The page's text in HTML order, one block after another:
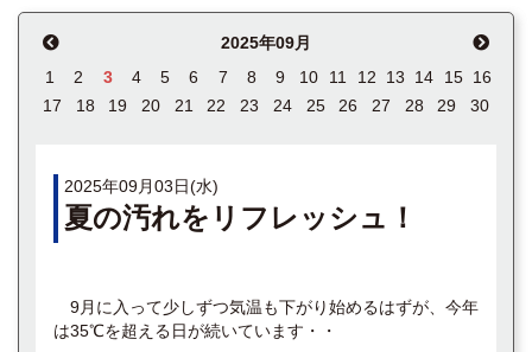
2025年09月
1
2 3 4 5 6 7 8 9 10 11 12 13 14 15 16
17
18 19 20 21 22 23 24 25 26 27 28 29 30
2025年09月03日(水)
夏の汚れをリフレッシュ！
9月に入って少しずつ気温も下がり始めるはずが、今年
は35℃を超える日が続いています・・